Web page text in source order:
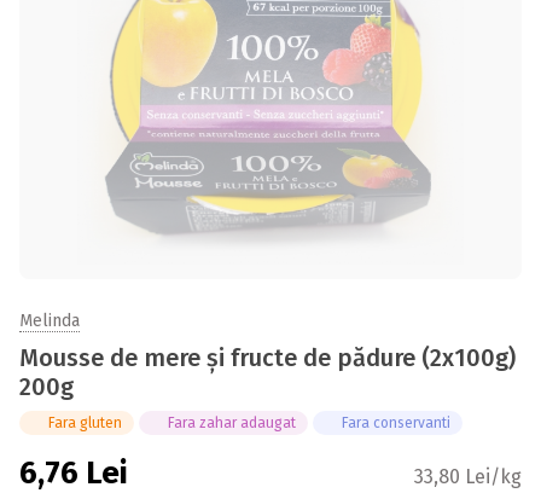
Melinda
Mousse de mere și fructe de pădure (2x100g)
200g
Fara gluten Fara zahar adaugat Fara conservanti
6,76 Lei 33,80 Lei/kg